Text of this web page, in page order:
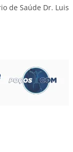
de Saúde Dr. Luis